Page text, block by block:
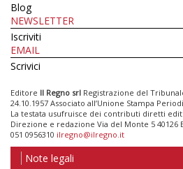
Blog
NEWSLETTER
Iscriviti
EMAIL
Scrivici
Editore Il Regno srl Registrazione del
24.10.1957 Associato all’Unione Stampa
La testata usufruisce dei contributi diretti
Direzione e redazione Via del Monte 5 40126
051 0956310 ilregno@ilregno.it
Note legali